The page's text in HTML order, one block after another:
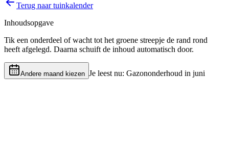
Terug naar tuinkalender
Inhoudsopgave
Tik een onderdeel of wacht tot het groene streepje de rand rond
heeft afgelegd. Daarna schuift de inhoud automatisch door.
Andere maand kiezen Je leest nu: Gazononderhoud in juni